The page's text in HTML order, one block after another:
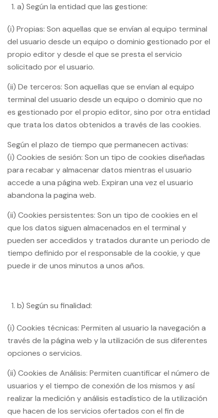
a) Según la entidad que las gestione:
(i) Propias: Son aquellas que se envían al equipo terminal
del usuario desde un equipo o dominio gestionado por el
propio editor y desde el que se presta el servicio
solicitado por el usuario.
(ii) De terceros: Son aquellas que se envían al equipo
terminal del usuario desde un equipo o dominio que no
es gestionado por el propio editor, sino por otra entidad
que trata los datos obtenidos a través de las cookies.
Según el plazo de tiempo que permanecen activas:
(i) Cookies de sesión: Son un tipo de cookies diseñadas
para recabar y almacenar datos mientras el usuario
accede a una página web. Expiran una vez el usuario
abandona la pagina web.
(ii) Cookies persistentes: Son un tipo de cookies en el
que los datos siguen almacenados en el terminal y
pueden ser accedidos y tratados durante un periodo de
tiempo definido por el responsable de la cookie, y que
puede ir de unos minutos a unos años.
b) Según su finalidad:
(i) Cookies técnicas: Permiten al usuario la navegación a
través de la página web y la utilización de sus diferentes
opciones o servicios.
(ii) Cookies de Análisis: Permiten cuantificar el número de
usuarios y el tiempo de conexión de los mismos y así
realizar la medición y análisis estadístico de la utilización
que hacen de los servicios ofertados con el fin de